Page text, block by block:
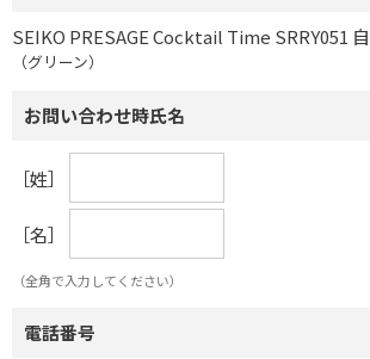
SEIKO PRESAGE Cocktail Time SRRY051
（グリーン）
お問い合わせ時氏名
［姓］
［名］
（全角で入力してください）
電話番号